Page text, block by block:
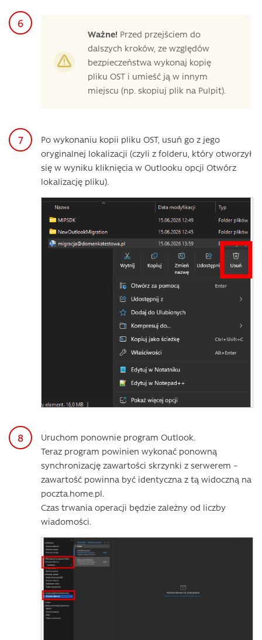
Ważne! Przed przejściem do
dalszych kroków, ze względów
bezpieczeństwa wykonaj kopię
pliku OST i umieść ją w innym
miejscu (np. skopiuj plik na Pulpit).
Po wykonaniu kopii pliku OST, usuń go z jego
oryginalnej lokalizacji (czyli z folderu, który otworzył
się w wyniku kliknięcia w Outlooku opcji Otwórz
lokalizację pliku).
Uruchom ponownie program Outlook.
Teraz program powinien wykonać ponowną
synchronizację zawartości skrzynki z serwerem –
zawartość powinna być identyczna z tą widoczną na
poczta.home.pl.
Czas trwania operacji będzie zależny od liczby
wiadomości.